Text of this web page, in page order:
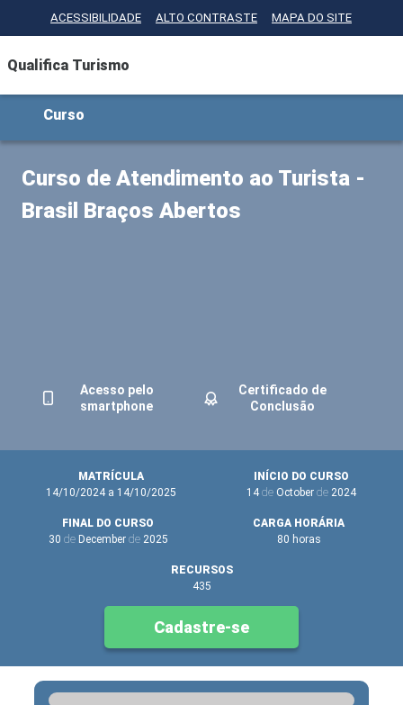
ACESSIBILIDADE ALTO CONTRASTE MAPA DO SITE
Qualifica Turismo
Curso
Curso de Atendimento ao Turista -
Brasil Braços Abertos
Acesso pelo
smartphone
Certificado de
Conclusão
MATRÍCULA
14/10/2024 a 14/10/2025
INÍCIO DO CURSO
14de Octoberde 2024
FINAL DO CURSO
30 deDecember de2025
CARGA HORÁRIA
80 horas
RECURSOS
435
Cadastre-se